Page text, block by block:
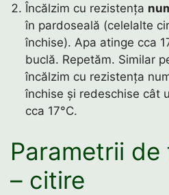
Încălzim cu rezistența
în pardoseală (celelalte
închise). Apa atinge cca
buclă. Repetăm. Similar
încălzim cu rezistența
închise și redeschise cât
cca 17°C.
Parametrii
– citire